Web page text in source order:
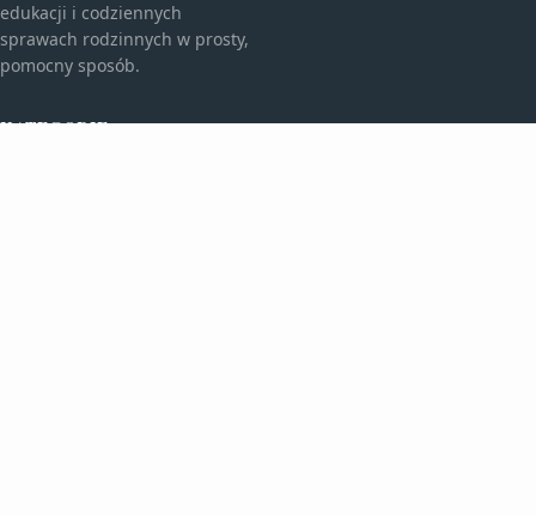
edukacji i codziennych
sprawach rodzinnych w prosty,
pomocny sposób.
KATEGORIE